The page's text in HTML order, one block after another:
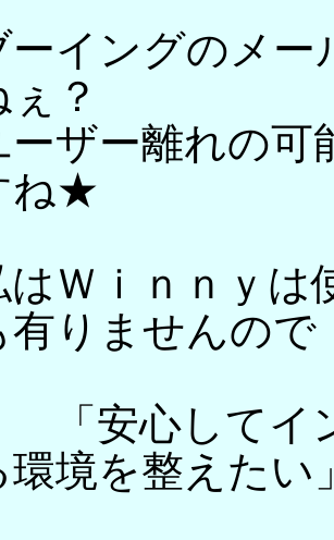
ーイングのメ
ぇ？
ーザー離れの可
ね★
はＷｉｎｎｙは
有りませんので
安心してイ
環境を整えたい